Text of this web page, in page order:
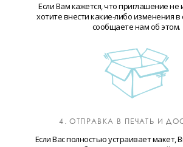
Если Вам кажется, что приглашение
хотите внести какие-либо изменения в
сообщаете нам об этом.
4. ОТПРАВКА В ПЕЧАТЬ И
Если Вас полностью устраивает макет,